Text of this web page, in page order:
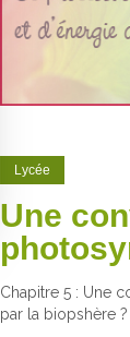
Lycée
Une
Chapitre 5 : Une
par la biopshère